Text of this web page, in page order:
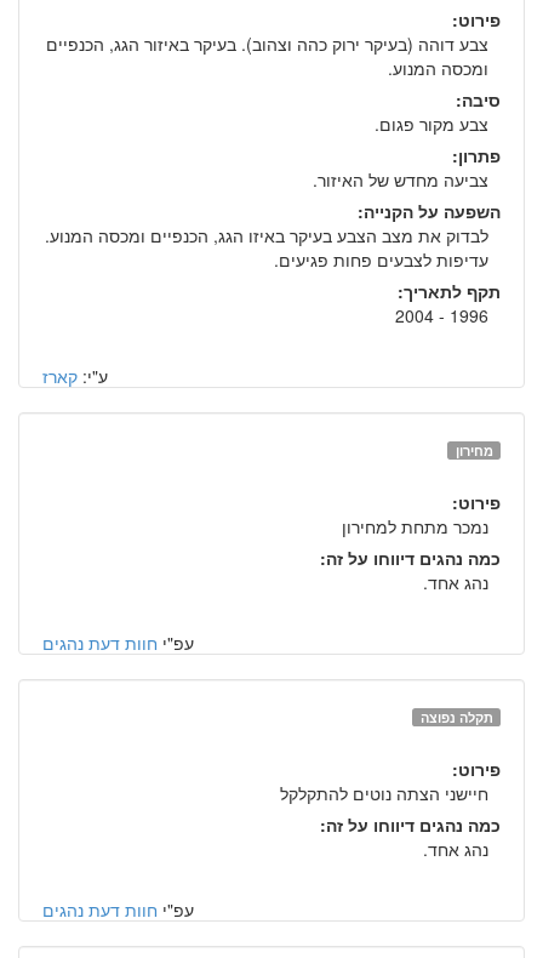
פירוט:
צבע דוהה (בעיקר ירוק כהה וצהוב). בעיקר באיזור הגג, הכנפיים
ומכסה המנוע.
סיבה:
צבע מקור פגום.
פתרון:
צביעה מחדש של האיזור.
השפעה על הקנייה:
לבדוק את מצב הצבע בעיקר באיזו הגג, הכנפיים ומכסה המנוע.
עדיפות לצבעים פחות פגיעים.
תקף לתאריך:
1996 - 2004
ע"י: קארז
מחירון
פירוט:
נמכר מתחת למחירון
כמה נהגים דיווחו על זה:
נהג אחד.
עפ"י חוות דעת נהגים
תקלה נפוצה
פירוט:
חיישני הצתה נוטים להתקלקל
כמה נהגים דיווחו על זה:
נהג אחד.
עפ"י חוות דעת נהגים